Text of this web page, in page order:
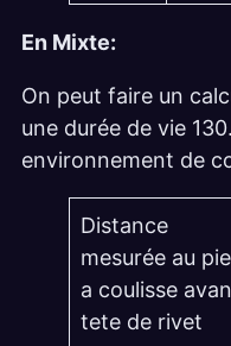
En Mixte:
On peut faire un
une durée de vie
environnement de
Distance
mesurée au
a coulisse
tete de rivet